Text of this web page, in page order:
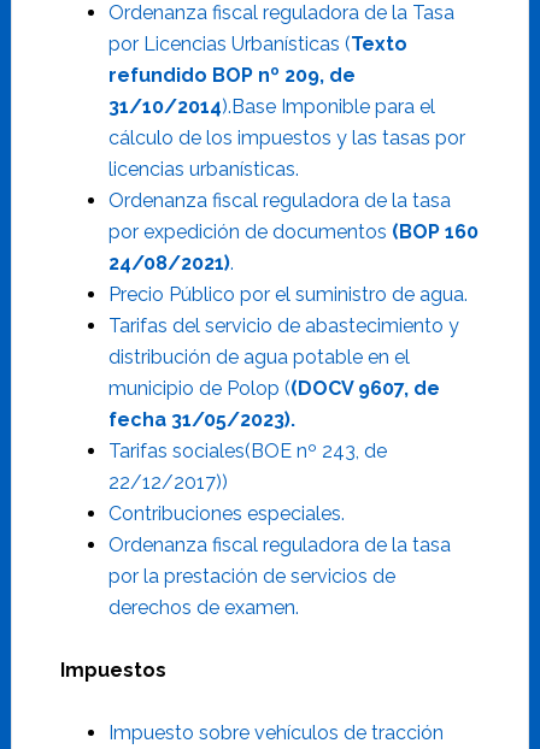
Ordenanza fiscal reguladora de la Tasa
por Licencias Urbanísticas (Texto
refundido BOP nº 209, de
31/10/2014).Base Imponible para el
cálculo de los impuestos y las tasas por
licencias urbanísticas.
Ordenanza fiscal reguladora de la tasa
por expedición de documentos (BOP 160
24/08/2021).
Precio Público por el suministro de agua.
Tarifas del servicio de abastecimiento y
distribución de agua potable en el
municipio de Polop ((DOCV 9607, de
fecha 31/05/2023).
Tarifas sociales(BOE nº 243, de
22/12/2017))
Contribuciones especiales.
Ordenanza fiscal reguladora de la tasa
por la prestación de servicios de
derechos de examen.
Impuestos
Impuesto sobre vehículos de tracción